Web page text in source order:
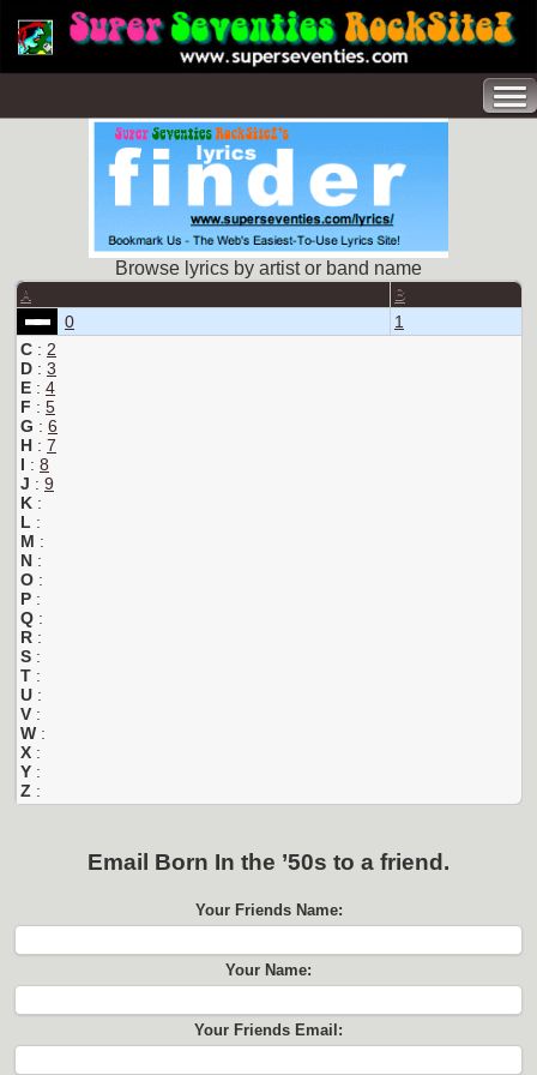
Browse lyrics by artist or band name
A B
0
1
C : 2
D : 3
E : 4
F : 5
G : 6
H : 7
I : 8
J : 9
K :
L :
M :
N :
O :
P :
Q :
R :
S :
T :
U :
V :
W :
X :
Y :
Z :
Email Born In the ’50s to a friend.
Your Friends Name:
Your Name:
Your Friends Email: